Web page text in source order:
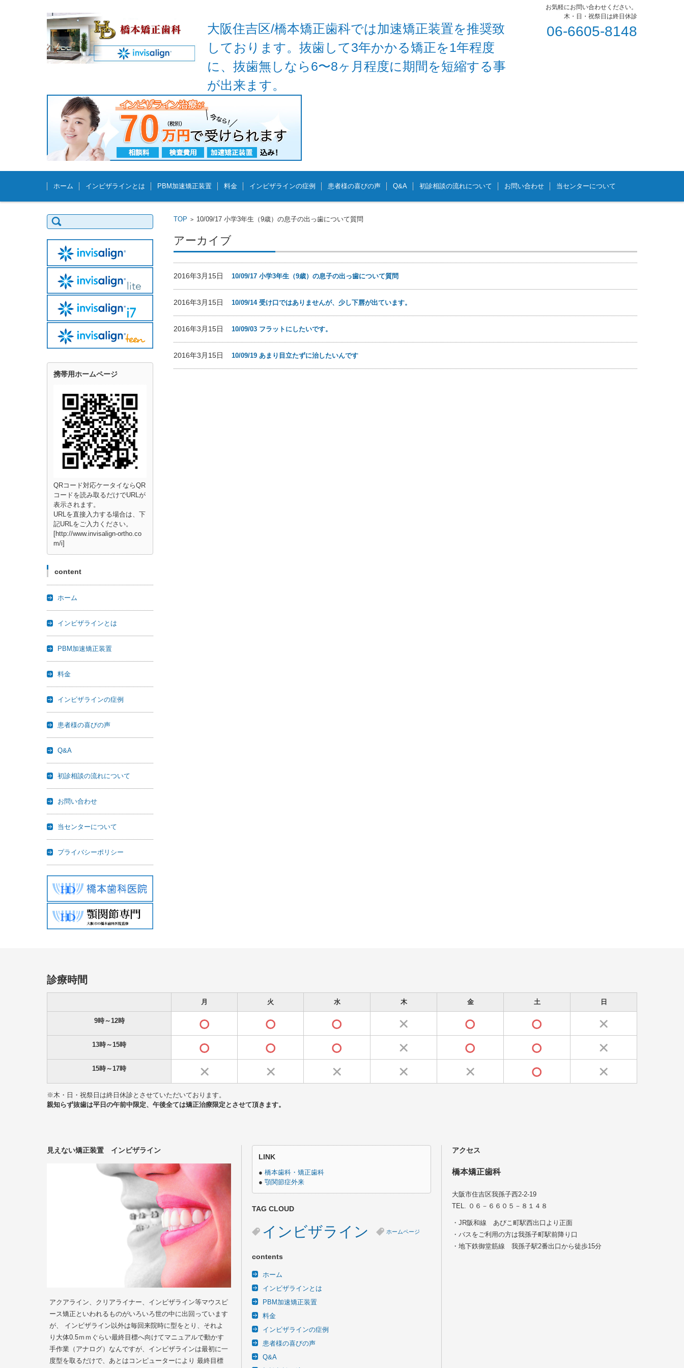
大阪住吉区/橋本矯正歯科では加速矯正装置を推奨致
しております。抜歯して3年かかる矯正を1年程度
に、抜歯無しなら6〜8ヶ月程度に期間を短縮する事
が出来ます。
お気軽にお問い合わせください。
木・日・祝祭日は終日休診
06-6605-8148
コンテンツに移動
ホーム
インビザラインとは PBM加速矯正装置 料金 インビザラインの症例 患者様の喜びの声 Q&A 初診相談の流れについて お問い合わせ 当センターについて
TOP > 10/09/17 小学3年生（9歳）の息子の出っ歯について質問
アーカイブ
2016年3月15日 10/09/17 小学3年生（9歳）の息子の出っ歯について質問
2016年3月15日 10/09/14 受け口ではありませんが、少し下唇が出ています。
2016年3月15日 10/09/03 フラットにしたいです。
2016年3月15日 10/09/19 あまり目立たずに治したいんです
検
索:
携帯用ホームページ
QRコード対応ケータイならQR
コードを読み取るだけでURLが
表示されます。
URLを直接入力する場合は、下
記URLをご入力ください。
[http://www.invisalign-ortho.co
m/i]
content
ホーム
インビザラインとは
PBM加速矯正装置
料金
インビザラインの症例
患者様の喜びの声
Q&A
初診相談の流れについて
お問い合わせ
当センターについて
プライバシーポリシー
診療時間
月 火 水 木 金 土 日
9時～12時
13時～15時
15時～17時
※木・日・祝祭日は終日休診とさせていただいております。
親知らず抜歯は平日の午前中限定、午後全ては矯正治療限定とさせて頂きます。
見えない矯正装置 インビザライン
アクアライン、クリアライナー、インビザライン等マウスピ
ース矯正といわれるものがいろいろ世の中に出回っています
が、 インビザライン以外は毎回来院時に型をとり、それよ
り大体0.5ｍｍぐらい最終目標へ向けてマニュアルで動かす
手作業（アナログ）なんですが、インビザラインは最初に一
度型を取るだけで、あとはコンピューターにより 最終目標
LINK
● 橋本歯科・矯正歯科
● 顎関節症外来
TAG CLOUD
インビザライン ホームページ
contents
ホーム
インビザラインとは
PBM加速矯正装置
料金
インビザラインの症例
患者様の喜びの声
Q&A
アクセス
橋本矯正歯科
大阪市住吉区我孫子西2-2-19
TEL. ０６－６６０５－８１４８
・JR阪和線 あびこ町駅西出口より正面
・バスをご利用の方は我孫子町駅前降り口
・地下鉄御堂筋線 我孫子駅2番出口から徒歩15分